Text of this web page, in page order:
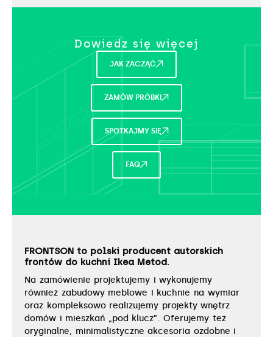
Dowiedz się więcej​
JAK ZACZĄĆ
ZAMÓW PRÓBKI
SPOTKAJMY SIĘ
FAQ
FRONTSON to polski producent autorskich
frontów do kuchni Ikea Metod.
Na zamówienie projektujemy i wykonujemy
również zabudowy meblowe i kuchnie na wymiar
oraz kompleksowo realizujemy projekty wnętrz
domów i mieszkań „pod klucz”. Oferujemy też
oryginalne, minimalistyczne akcesoria ozdobne i